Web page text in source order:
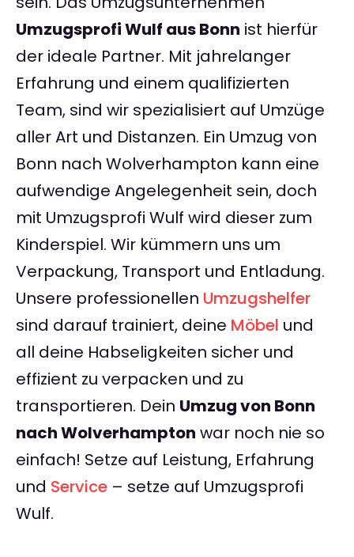
Umzugsprofi Wulf aus Bonn ist hierfür
der ideale Partner. Mit jahrelanger
Erfahrung und einem qualifizierten
Team, sind wir spezialisiert auf Umzüge
aller Art und Distanzen. Ein Umzug von
Bonn nach Wolverhampton kann eine
aufwendige Angelegenheit sein, doch
mit Umzugsprofi Wulf wird dieser zum
Kinderspiel. Wir kümmern uns um
Verpackung, Transport und Entladung.
Unsere professionellen Umzugshelfer
sind darauf trainiert, deine Möbel und
all deine Habseligkeiten sicher und
effizient zu verpacken und zu
transportieren. Dein Umzug von Bonn
nach Wolverhampton war noch nie so
einfach! Setze auf Leistung, Erfahrung
und Service – setze auf Umzugsprofi
Wulf.